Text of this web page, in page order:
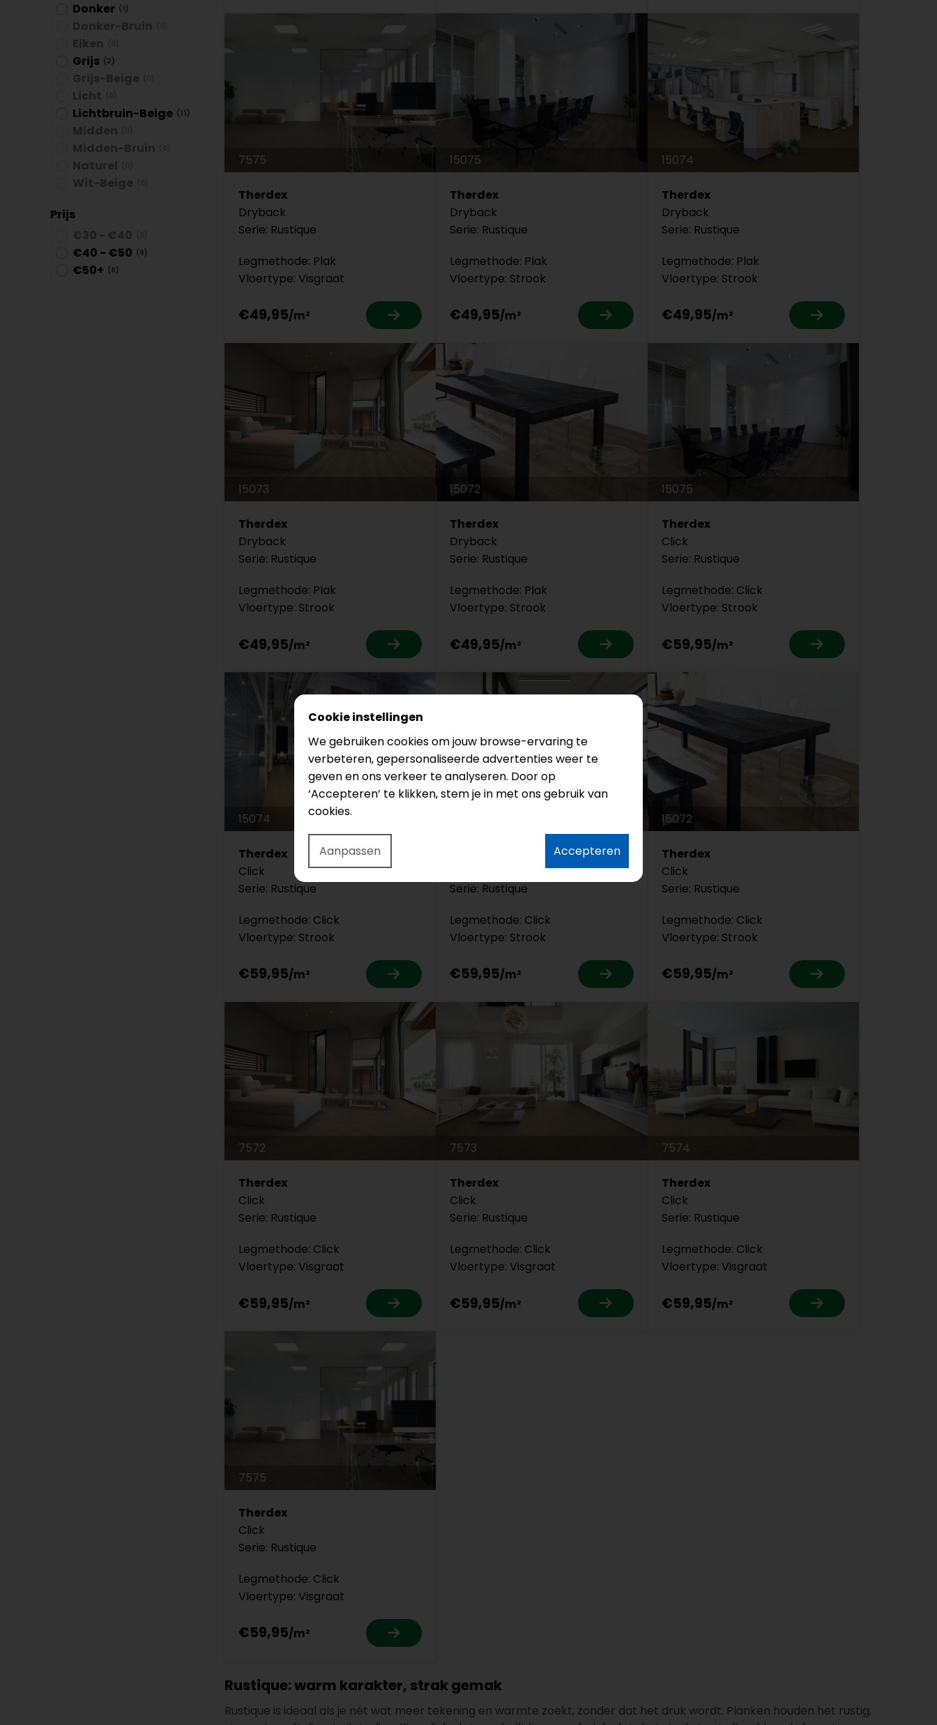
Donker (1)
Grijs (2)
Lichtbruin-Beige (11)
Prijs
€40 - €50 (8)
€50+ (8)
7575
Therdex
Dryback
Serie: Rustique
Legmethode: Plak
Vloertype: Visgraat
€49,95
15075
Therdex
Dryback
Serie: Rustique
Legmethode: Plak
Vloertype: Strook
€49,95
15074
Therdex
Dryback
Serie: Rustique
Legmethode: Plak
Vloertype: Strook
€49,95
15073
Therdex
Dryback
Serie: Rustique
Legmethode: Plak
Vloertype: Strook
€49,95
15072
Therdex
Dryback
Serie: Rustique
Legmethode: Plak
Vloertype: Strook
€49,95
15075
Therdex
Click
Serie: Rustique
Legmethode: Click
Vloertype: Strook
€59,95
15074
Therdex
Click
Serie: Rustique
Legmethode: Click
Vloertype: Strook
€59,95
Serie: Rustique
Legmethode: Click
Vloertype: Strook
€59,95
15072
Therdex
Click
Serie: Rustique
Legmethode: Click
Vloertype: Strook
€59,95
7572
Therdex
Click
Serie: Rustique
Legmethode: Click
Vloertype: Visgraat
€59,95
7573
Therdex
Click
Serie: Rustique
Legmethode: Click
Vloertype: Visgraat
€59,95
7574
Therdex
Click
Serie: Rustique
Legmethode: Click
Vloertype: Visgraat
€59,95
7575
Therdex
Click
Serie: Rustique
Legmethode: Click
Vloertype: Visgraat
€59,95
Rustique: warm karakter, strak gemak
Rustique is ideaal als je nét wat meer tekening en warmte zoekt, zonder dat het druk wordt. Planken houden het rustig,
Cookie instellingen
We gebruiken cookies om jouw browse-ervaring te
verbeteren, gepersonaliseerde advertenties weer te
geven en ons verkeer te analyseren. Door op
‘Accepteren’ te klikken, stem je in met ons gebruik van
cookies.
Aanpassen Accepteren